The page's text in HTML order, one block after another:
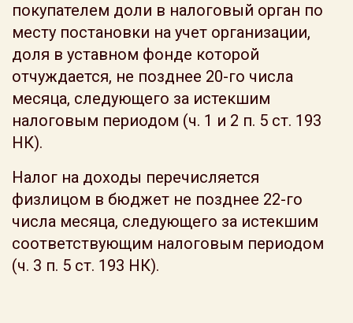
покупателем доли в налоговый орган по
месту постановки на учет организации,
доля в уставном фонде которой
отчуждается, не позднее 20-го числа
месяца, следующего за истекшим
налоговым периодом (ч. 1 и 2 п. 5 ст. 193
НК).
Налог на доходы перечисляется
физлицом в бюджет не позднее 22-го
числа месяца, следующего за истекшим
соответствующим налоговым периодом
(ч. 3 п. 5 ст. 193 НК).